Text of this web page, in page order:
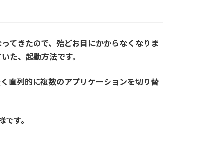
てきたので、殆どお目にかからなくなりま
た、起動方法です。
直列的に複数のアプリケーションを切り替
す。